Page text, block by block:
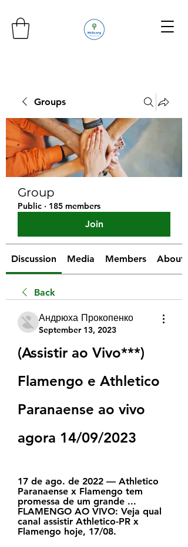
Groups
Group
Public · 185 members
Join
Discussion Media Members About
Back
Андрюха Прокопенко
September 13, 2023
(Assistir ao Vivo***)
Flamengo e Athletico
Paranaense ao vivo
agora 14/09/2023
17 de ago. de 2022 — Athletico
Paranaense x Flamengo tem
promessa de um grande ...
FLAMENGO AO VIVO: Veja qual
canal assistir Athletico-PR x
Flamengo hoje, 17/08.